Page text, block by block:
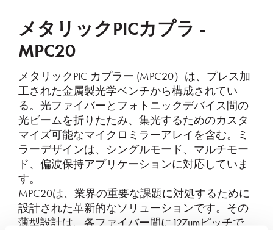
メタリックPICカプラ -
MPC20
メタリックPIC カプラー (MPC20）は、プレス加
工された金属製光学ベンチから構成されてい
る。光ファイバーとフォトニックデバイス間の
光ビームを折りたたみ、集光するためのカスタ
マイズ可能なマイクロミラーアレイを含む。ミ
ラーデザインは、シングルモード、マルチモー
ド、偏波保持アプリケーションに対応していま
す。
MPC20は、業界の重要な課題に対処するために
設計された革新的なソリューションです。その
薄型設計は、各ファイバー間に127umピッチで